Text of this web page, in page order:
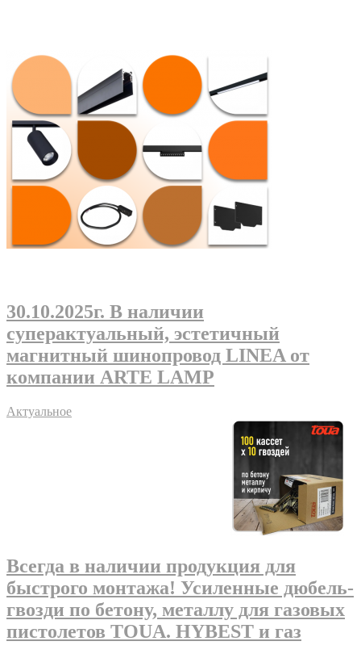
30.10.2025г. В наличии
суперактуальный, эстетичный
магнитный шинопровод LINEA от
компании ARTE LAMP
Актуальное
Всегда в наличии продукция для
быстрого монтажа! Усиленные дюбель-
гвозди по бетону, металлу для газовых
пистолетов TOUA. HYBEST и газ